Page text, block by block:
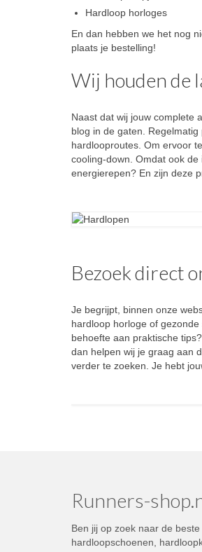
Hardloop horloges
En dan hebben we het nog
plaats je bestelling!
Wij houden de
Naast dat wij jouw complete
blog in de gaten.
hardlooproutes. Om ervoor
cooling-down. Omdat ook
energierepen? En zijn deze
Bezoek direct
Je begrijpt, binnen onze
hardloop horloge of
behoefte aan praktische
dan helpen wij je graag aan
verder te zoeken. Je hebt
Runners-
Ben jij op zoek naar de beste
hardloopschoenen,